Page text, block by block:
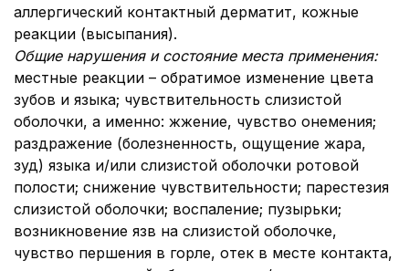
аллергический контактный дерматит, кожные
реакции (высыпания).
Общие нарушения и состояние места применения:
местные реакции – обратимое изменение цвета
зубов и языка; чувствительность слизистой
оболочки, а именно: жжение, чувство онемения;
раздражение (болезненность, ощущение жара,
зуд) языка и/или слизистой оболочки ротовой
полости; снижение чувствительности; парестезия
слизистой оболочки; воспаление; пузырьки;
возникновение язв на слизистой оболочке,
чувство першения в горле, отек в месте контакта,